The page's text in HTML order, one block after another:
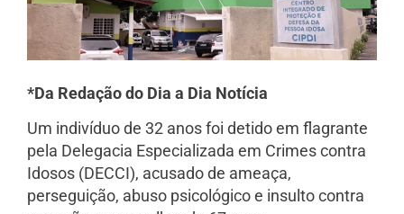
*Da Redação do Dia a Dia Notícia
Um indivíduo de 32 anos foi detido em flagrante
pela Delegacia Especializada em Crimes contra
Idosos (DECCI), acusado de ameaça,
perseguição, abuso psicológico e insulto contra